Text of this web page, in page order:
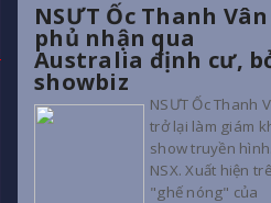
NSƯT Ốc Thanh Vân
phủ nhận qua
Australia định cư,
showbiz
NSƯT Ốc Thanh
trở lại làm giám
show truyền
NSX. Xuất hiện
"ghế nóng" của